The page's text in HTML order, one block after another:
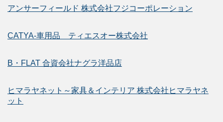
アンサーフィールド 株式会社フジコーポレーション
CATYA-車用品 ティエスオー株式会社
B・FLAT 合資会社ナグラ洋品店
ヒマラヤネット～家具＆インテリア 株式会社ヒマラヤネ
ット